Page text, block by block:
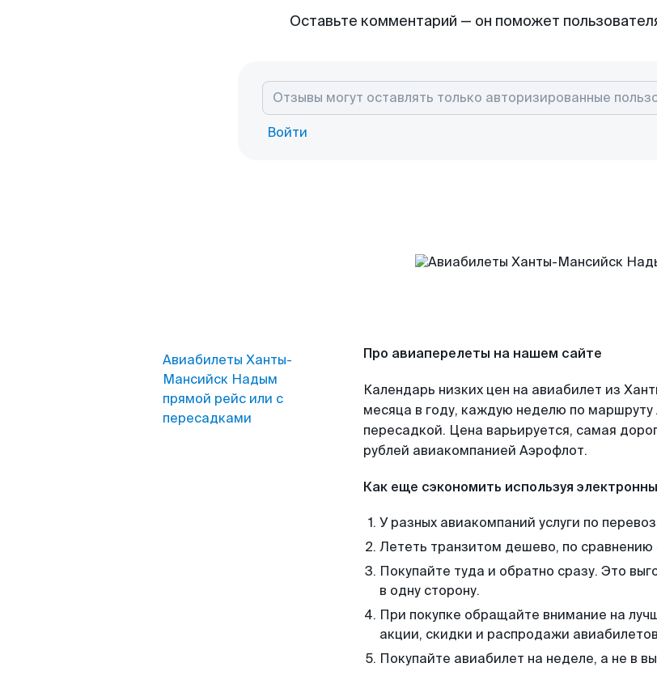
Оставьте комментарий — он поможет
Войти
Авиабилеты Ханты-
Мансийск Надым
прямой рейс или с
пересадками
Про авиаперелеты на нашем сайте
Календарь низких цен на авиабилет из
месяца в году, каждую неделю по
пересадкой. Цена варьируется, самая
рублей авиакомпанией Аэрофлот.
Как еще сэкономить используя
У разных авиакомпаний услуги по
Лететь транзитом дешево, по сравнению
Покупайте туда и обратно сразу. Это
в одну сторону.
При покупке обращайте внимание на
акции, скидки и распродажи
Покупайте авиабилет на неделе, а не в